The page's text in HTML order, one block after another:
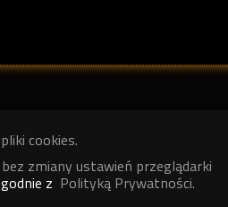
pliki cookies.
bez zmiany ustawień przeglądarki
z Polityką Prywatności.